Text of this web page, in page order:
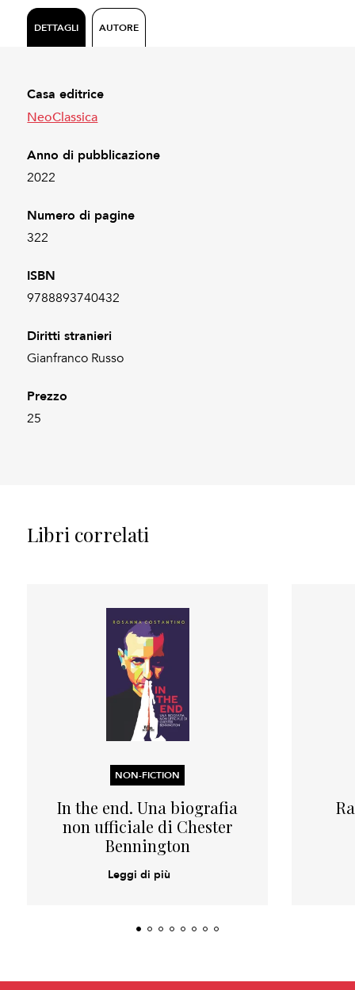
DETTAGLI AUTORE
Casa editrice
NeoClassica
Anno di pubblicazione
2022
Numero di pagine
322
ISBN
9788893740432
Diritti stranieri
Gianfranco Russo
Prezzo
25
Libri correlati
NON-FICTION
In the end. Una biografia
non ufficiale di Chester
Bennington
Leggi di più